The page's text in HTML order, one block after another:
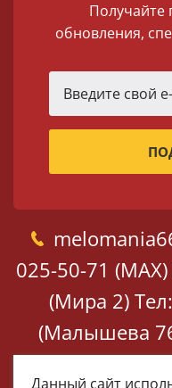
Получайте
обновления,
025-50-71 (MAX)
(Мира 2)
(Малышева
Данный сайт